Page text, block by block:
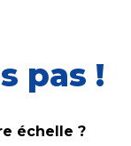
pas !
échelle ?